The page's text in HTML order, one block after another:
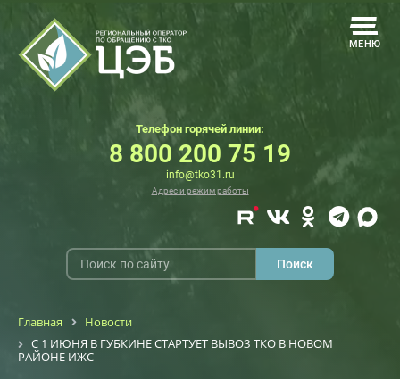
МЕНЮ
Телефон горячей линии:
8 800 200 75 19
info@tko31.ru
Адрес и режим работы
Главная
Новости
С 1 ИЮНЯ В ГУБКИНЕ СТАРТУЕТ ВЫВОЗ ТКО В НОВОМ
РАЙОНЕ ИЖС